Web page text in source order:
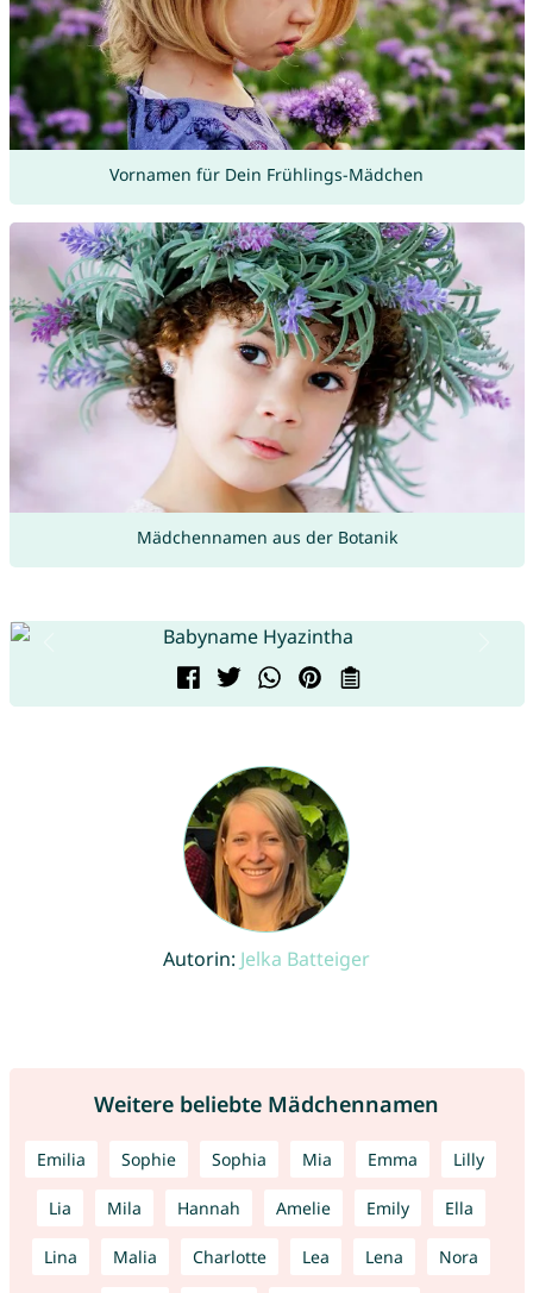
Vornamen für Dein Frühlings-Mädchen
Mädchennamen aus der Botanik
Autorin: Jelka Batteiger
Weitere beliebte Mädchennamen
Emilia Sophie Sophia Mia Emma Lilly
Lia Mila Hannah Amelie Emily Ella
Lina Malia Charlotte Lea Lena Nora